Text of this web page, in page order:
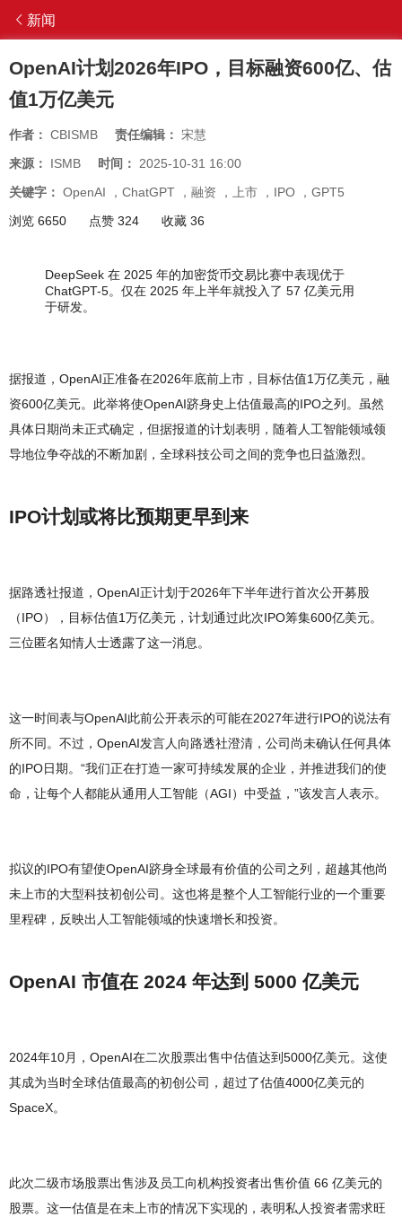
新闻
OpenAI计划2026年IPO，目标融资600亿、估
值1万亿美元
作者： CBISMB 责任编辑： 宋慧
来源： ISMB 时间： 2025-10-31 16:00
关键字： OpenAI ， ChatGPT ， 融资 ， 上市 ， IPO ， GPT5
浏览 6650
点赞 324 收藏 36
DeepSeek 在 2025 年的加密货币交易比赛中表现优于
ChatGPT-5。仅在 2025 年上半年就投入了 57 亿美元用
于研发。
据报道，OpenAI正准备在2026年底前上市，目标估值1万亿美元，融
资600亿美元。此举将使OpenAI跻身史上估值最高的IPO之列。虽然
具体日期尚未正式确定，但据报道的计划表明，随着人工智能领域领
导地位争夺战的不断加剧，全球科技公司之间的竞争也日益激烈。
IPO计划或将比预期更早到来
据路透社报道，OpenAI正计划于2026年下半年进行首次公开​​募股
（IPO），目标估值1万亿美元，计划通过此次IPO筹集600亿美元。
三位匿名知情人士透露了这一消息。
这一时间表与OpenAI此前公开表示的可能在2027年进行IPO的说法有
所不同。不过，OpenAI发言人向路透社澄清，公司尚未确认任何具体
的IPO日期。“我们正在打造一家可持续发展的企业，并推进我们的使
命，让每个人都能从通用人工智能（AGI）中受益，”该发言人表示。
拟议的IPO有望使OpenAI跻身全球最有价值的公司之列，超越其他尚
未上市的大型科技初创公司。这也将是整个人工智能行业的一个重要
里程碑，反映出人工智能领域的快速增长和投资。
OpenAI 市值在 2024 年达到 5000 亿美元
2024年10月，OpenAI在二次股票出售中估值达到5000亿美元。这使
其成为当时全球估值最高的初创公司，超过了估值4000亿美元的
SpaceX。
此次二级市场股票出售涉及员工向机构投资者出售价值 66 亿美元的
股票。这一估值是在未上市的情况下实现的，表明私人投资者需求旺